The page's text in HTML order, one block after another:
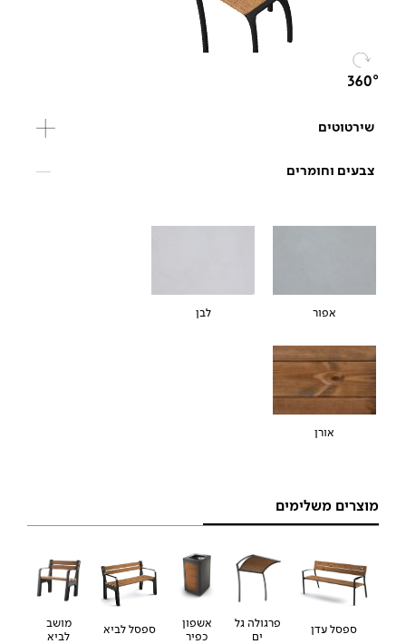
שירטוטים
צבעים וחומרים
אפור לבן
אורן
מוצרים משלימים
ספסל עדן
פרגולה גל
ים
אשפון
כפיר
ספסל לביא
מושב
לביא